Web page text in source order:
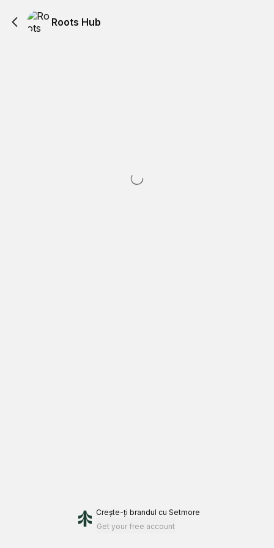
Roots Hub
Crește-ți brandul cu Setmore
Get your free account